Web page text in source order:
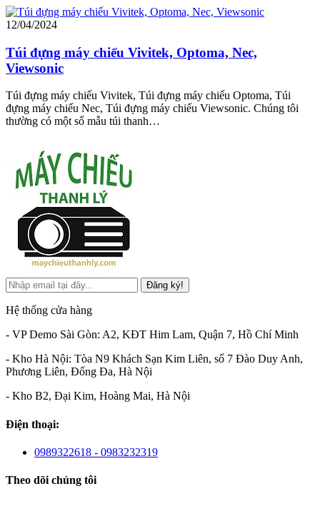
12/04/2024
Túi đựng máy chiếu Vivitek, Optoma, Nec,
Viewsonic
Túi đựng máy chiếu Vivitek, Túi đựng máy chiếu Optoma, Túi
đựng máy chiếu Nec, Túi đựng máy chiếu Viewsonic. Chúng tôi
thường có một số mẫu túi thanh…
Đăng ký!
Hệ thống cửa hàng
- VP Demo Sài Gòn: A2, KĐT Him Lam, Quận 7, Hồ Chí Minh
- Kho Hà Nội: Tòa N9 Khách Sạn Kim Liên, số 7 Đào Duy Anh,
Phương Liên, Đống Đa, Hà Nội
- Kho B2, Đại Kim, Hoàng Mai, Hà Nội
Điện thoại:
0989322618 - 0983232319
Theo dõi chúng tôi